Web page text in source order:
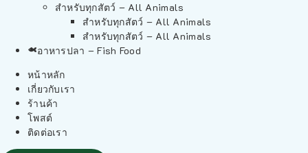
สำหรับทุกสัตว์ – All Animals
สำหรับทุกสัตว์ – All Animals
สำหรับทุกสัตว์ – All Animals
อาหารปลา – Fish Food
หน้าหลัก
เกี่ยวกับเรา
ร้านค้า
โพสต์
ติดต่อเรา